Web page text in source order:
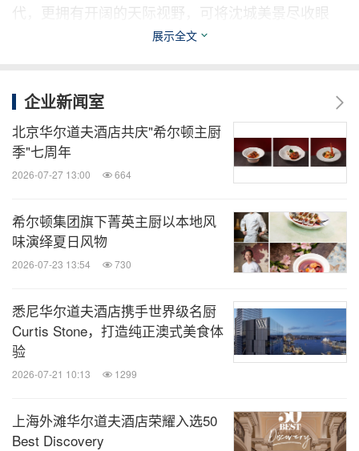
代，更拥有开阔的天际视野，可将沈城美景尽收眼
底。入住套房和行政客房的客人可在位于83层的行政
餐、下午茶和晚间鸡尾酒欢乐时光。入住沈阳康莱德
酒店，让您充分放松身心、安然入睡、灵感迸发。
消息来源：希尔顿
微信公众号“知消”发布全球消费品、零售、时
尚、物流行业最新动态。扫描二维码，立即
关键词：食品饮料 旅馆与度假村 餐厅与饭店
零售
展示全文
企业新闻室
北京华尔道夫酒店共庆"希尔顿主厨
季"七周年
2026-07-27 13:00 664
希尔顿集团旗下菁英主厨以本地风
味演绎夏日风物
2026-07-23 13:54 730
悉尼华尔道夫酒店携手世界级名厨
Curtis Stone，打造纯正澳式美食体
验
2026-07-21 10:13 1299
上海外滩华尔道夫酒店荣耀入选50
Best Discovery